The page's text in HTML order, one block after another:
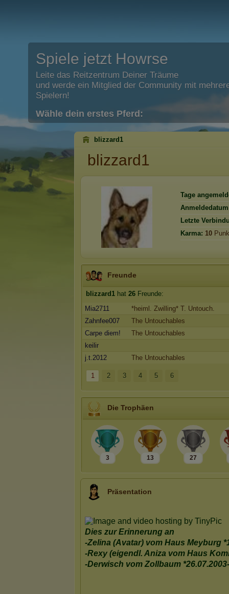
Spiele jetzt Howrse
Leite das Reitzentrum Deiner Träume
und werde ein Mitglied der Community mit
Spielern!
Wähle dein erstes Pferd:
blizzard1
blizzard1
Tage
Letzte
Karma: 10
Freunde
blizzard1 hat 26 Freunde:
Mia2711
*heiml. Zwilling* T. Untouch.
Zahnfee007
The Untouchables
Carpe diem!
The Untouchables
keilir
j.t.2012
The Untouchables
1 2 3 4 5 6
Die Trophäen
3 13 27
Präsentation